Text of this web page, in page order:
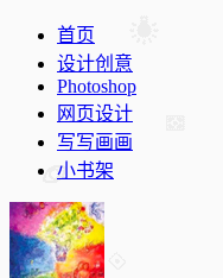
首页
设计创意
Photoshop
网页设计
写写画画
小书架